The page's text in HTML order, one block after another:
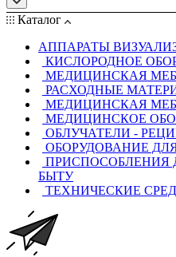
Каталог
АППАРАТЫ
КИСЛОРОДНОЕ
МЕДИЦИНСКАЯ
РАСХОДНЫЕ
МЕДИЦИНСКАЯ
МЕДИЦИНСКОЕ
ОБЛУЧАТЕЛИ -
ОБОРУДОВАНИЕ
ПРИСПОСОБЛЕНИЯ
БЫТУ
ТЕХНИЧЕСКИЕ